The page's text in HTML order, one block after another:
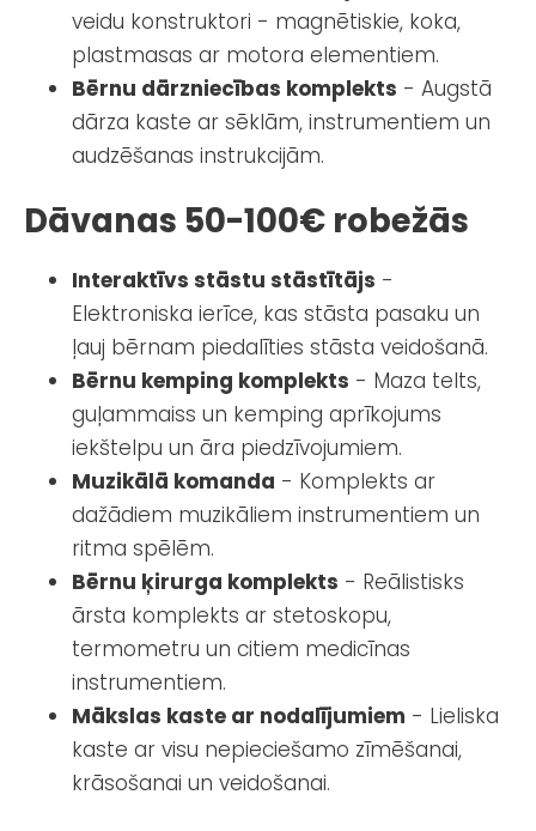
veidu konstruktori - magnētiskie, koka,
plastmasas ar motora elementiem.
Bērnu dārzniecības komplekts - Augstā
dārza kaste ar sēklām, instrumentiem un
audzēšanas instrukcijām.
Dāvanas 50-100€ robežās
Interaktīvs stāstu stāstītājs -
Elektroniska ierīce, kas stāsta pasaku un
ļauj bērnam piedalīties stāsta veidošanā.
Bērnu kemping komplekts - Maza telts,
guļammaiss un kemping aprīkojums
iekštelpu un āra piedzīvojumiem.
Muzikālā komanda - Komplekts ar
dažādiem muzikāliem instrumentiem un
ritma spēlēm.
Bērnu ķirurga komplekts - Reālistisks
ārsta komplekts ar stetoskopu,
termometru un citiem medicīnas
instrumentiem.
Mākslas kaste ar nodalījumiem - Lieliska
kaste ar visu nepieciešamo zīmēšanai,
krāsošanai un veidošanai.